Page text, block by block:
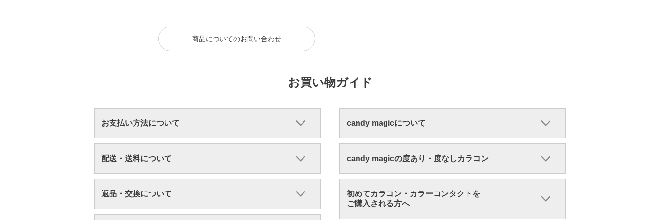
商品についてのお問い合わせ
お買い物ガイド
お支払い方法について
配送・送料について
返品・交換について
candy magicについて
candy magicの度あり・度なしカラコン
初めてカラコン・カラーコンタクトを
ご購入される方へ